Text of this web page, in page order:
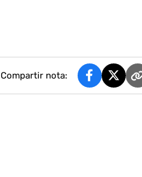
Compartir nota: